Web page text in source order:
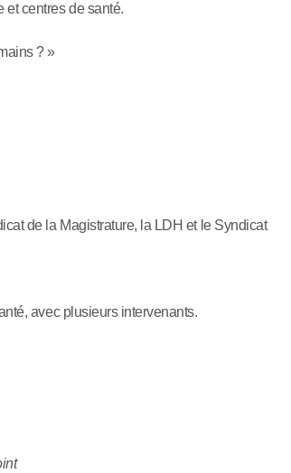
et centres de santé.
? »
de la Magistrature, la LDH et le Syndicat
avec plusieurs intervenants.